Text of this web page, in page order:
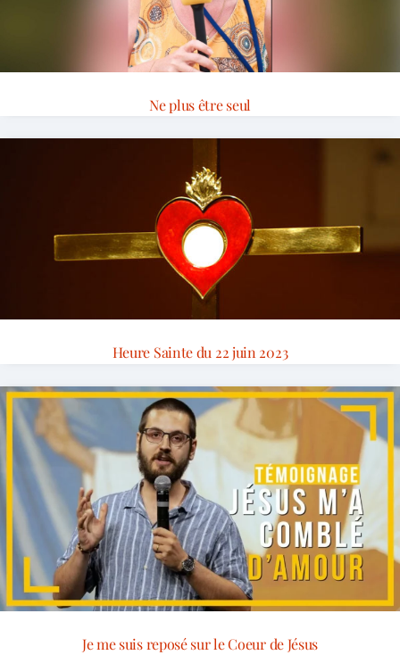
Ne plus être seul
Heure Sainte du 22 juin 2023
Je me suis reposé sur le Coeur de Jésus